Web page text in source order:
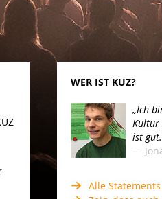
WER IST KUZ?
„Ich
Kultur
ist
—
Alle